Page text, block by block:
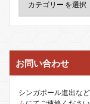
お問い合わせ
シンガポール進出な